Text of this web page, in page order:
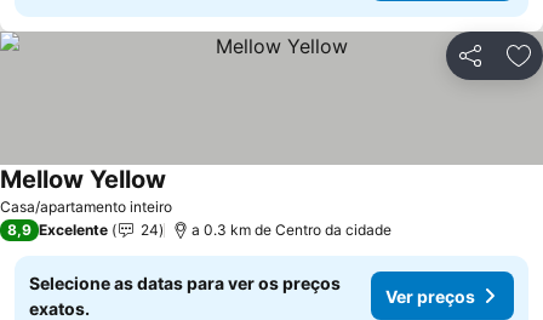
Partilhar
Casa/apartamento inteiro
Mellow Yellow
8,9 Excelente 24 a 0.3 km de Centro da cidade
Selecione as datas para ver os preços
exatos.
Ver preços